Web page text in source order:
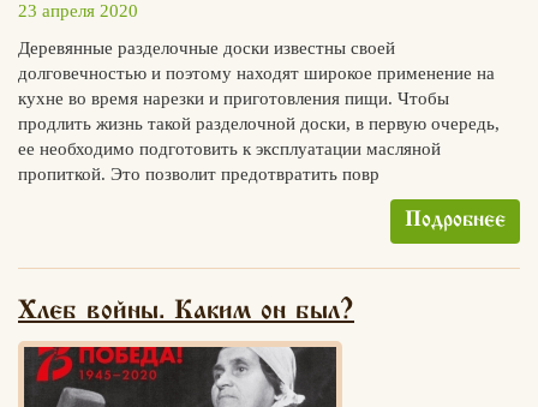
23 апреля 2020
Деревянные разделочные доски известны своей
долговечностью и поэтому находят широкое применение на
кухне во время нарезки и приготовления пищи. Чтобы
продлить жизнь такой разделочной доски, в первую очередь,
ее необходимо подготовить к эксплуатации масляной
пропиткой. Это позволит предотвратить повр
Подробнее
Хлеб войны. Каким он был?